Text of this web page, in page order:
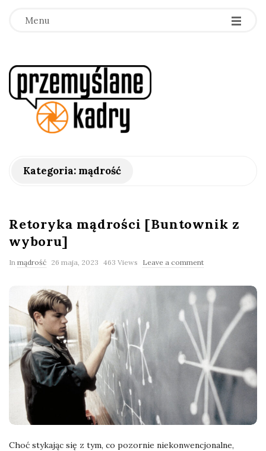
Menu
p
y
ś
a
n
e
a
Kategoria: mądrość
Retoryka mądrości [Buntownik z
wyboru]
In mądrość 26 maja, 2023 463 Views Leave a comment
Choć stykając się z tym, co pozornie niekonwencjonalne,